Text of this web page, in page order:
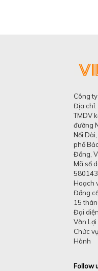
Công
Địa chỉ:
TMDV
đường
Nối
phố
Đồng,
Mã số
Hoạch
Đồng
15
Đại
Văn Lợi
Chức
Hành
Follow